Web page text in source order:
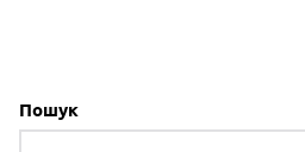
Пошук